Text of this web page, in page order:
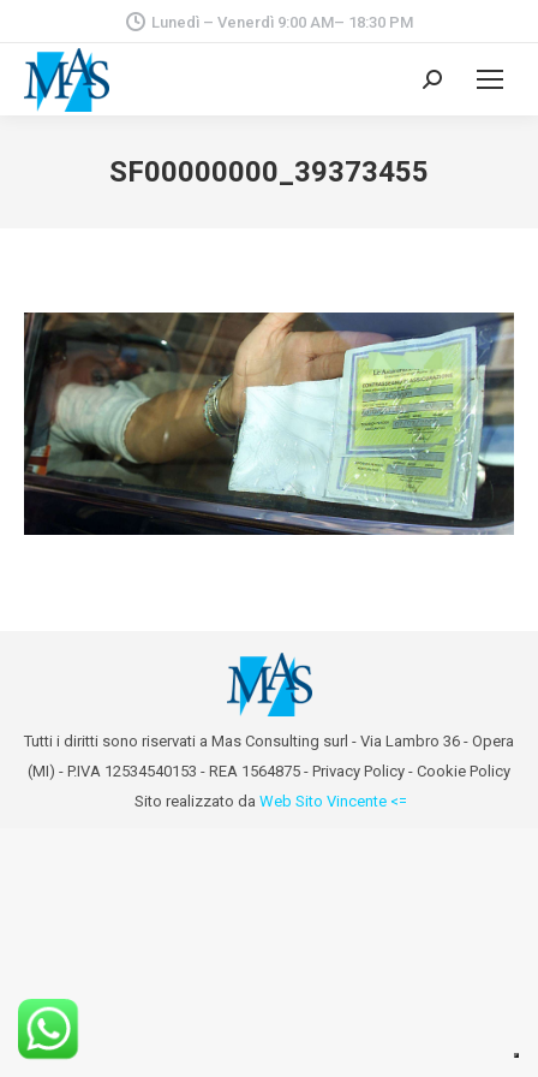
Lunedì – Venerdì 9:00 AM– 18:30 PM
Cerca:
SF00000000_39373455
Tutti i diritti sono riservati a Mas Consulting surl - Via Lambro 36 - Opera
(MI) - P.IVA 12534540153 - REA 1564875 - Privacy Policy - Cookie Policy
Sito realizzato da Web Sito Vincente <=